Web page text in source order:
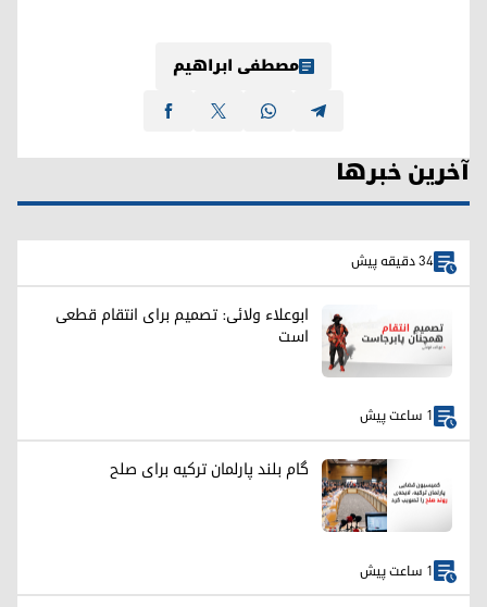
مصطفی ابراهیم
آخرین خبرها
34 دقیقه پیش
ابوعلاء ولائی: تصمیم برای انتقام قطعی
است
1 ساعت پیش
گام بلند پارلمان ترکیه برای صلح
1 ساعت پیش